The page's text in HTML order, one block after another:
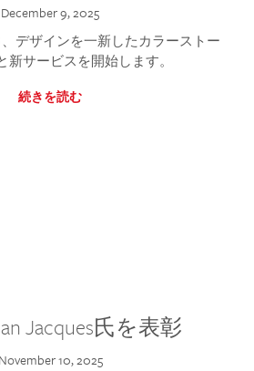
December 9, 2025
デザインを一新したカラーストー
新サービスを開始します。
続きを読む
Jacques氏を表彰
November 10, 2025